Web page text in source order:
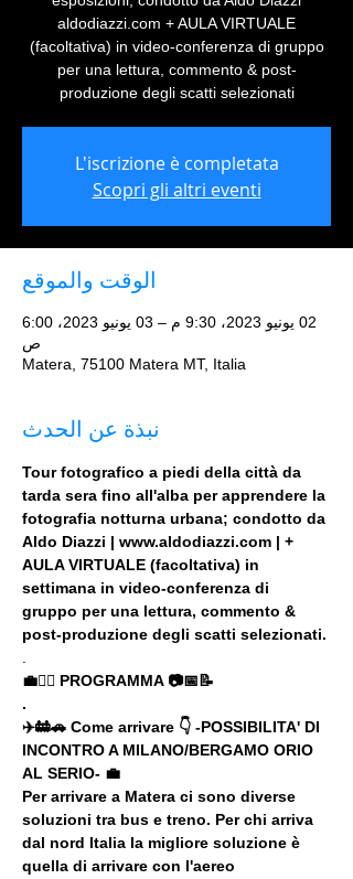
aldodiazzi.com + AULA VIRTUALE
(facoltativa) in video-conferenza di gruppo
per una lettura, commento & post-
produzione degli scatti selezionati
L'iscrizione è completata
Scopri gli altri eventi
الوقت والموقع
02 يونيو 2023، 9:30 م – 03 يونيو 2023، 6:00
ص
Matera, 75100 Matera MT, Italia
نبذة عن الحدث
Tour fotografico a piedi della città da
tarda sera fino all'alba per apprendere la
fotografia notturna urbana; condotto da
Aldo Diazzi | www.aldodiazzi.com | +
AULA VIRTUALE (facoltativa) in
settimana in video-conferenza di
gruppo per una lettura, commento &
post-produzione degli scatti selezionati.
💼🚶‍♂️ PROGRAMMA 📷📅📝
.
✈️🚋🚗 Come arrivare 👇 -POSSIBILITA' DI
INCONTRO A MILANO/BERGAMO ORIO
AL SERIO- 💼
Per arrivare a Matera ci sono diverse
soluzioni tra bus e treno. Per chi arriva
dal nord Italia la migliore soluzione è
quella di arrivare con l'aereo